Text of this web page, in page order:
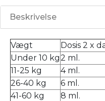
Beskrivelse
Vægt
Dosis 2 x
Under 10 kg2 ml.
11-25 kg
4 ml.
26-40 kg
6 ml.
41-60 kg
8 ml.